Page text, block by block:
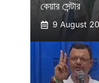
কেয়ার সেন্টার
9 August